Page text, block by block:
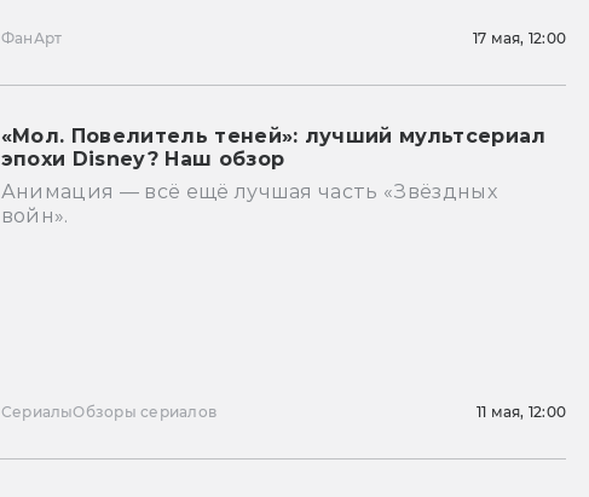
ФанАрт 17 мая, 12:00
«Мол. Повелитель теней»: лучший мультсериал
эпохи Disney? Наш обзор
Анимация — всё ещё лучшая часть «Звёздных
войн».
СериалыОбзоры сериалов 11 мая, 12:00